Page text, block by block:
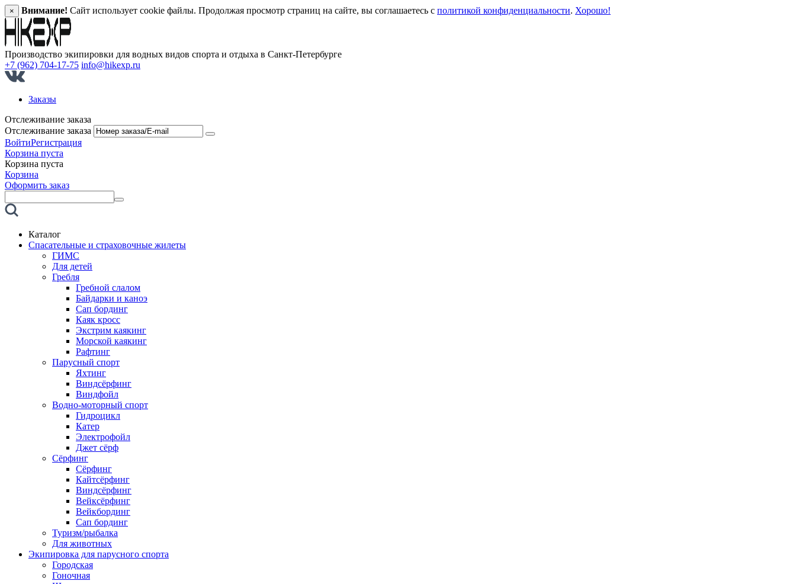
× Внимание! Сайт использует cookie файлы. Продолжая просмотр страниц на сайте, вы соглашаетесь с политикой конфиденциальности. Хорошо!
Производство экипировки для водных видов спорта и отдыха в Санкт‑Петербурге
+7 (962) 704-17-75 info@hikexp.ru
Заказы
Отслеживание заказа
Отслеживание заказа
ВойтиРегистрация
Корзина пуста
Корзина пуста
Корзина
Оформить заказ
Каталог
Спасательные и страховочные жилеты
ГИМС
Для детей
Гребля
Гребной слалом
Байдарки и каноэ
Сап бординг
Каяк кросс
Экстрим каякинг
Морской каякинг
Рафтинг
Парусный спорт
Яхтинг
Виндсёрфинг
Виндфойл
Водно-моторный спорт
Гидроцикл
Катер
Электрофойл
Джет сёрф
Сёрфинг
Сёрфинг
Кайтсёрфинг
Виндсёрфинг
Вейксёрфинг
Вейкбординг
Сап бординг
Туризм/рыбалка
Для животных
Экипировка для парусного спорта
Городская
Гоночная